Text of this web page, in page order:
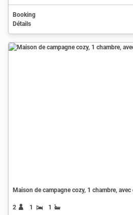
Booking
Détails
Maison de campagne cozy, 1 chambre,
2 1 1